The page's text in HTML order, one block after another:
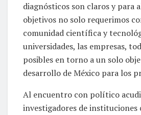
diagnósticos son claros y para
objetivos no solo requerimos
comunidad científica y
universidades, las empresas,
posibles en torno a un solo
desarrollo de México para los
Al encuentro con político
investigadores de instituciones